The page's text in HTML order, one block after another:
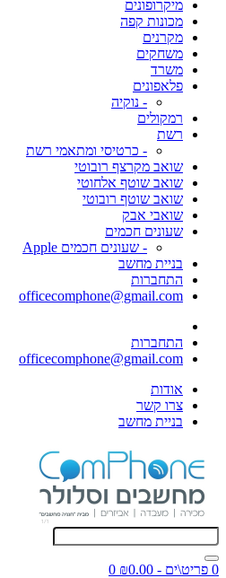
מיקרופונים
מכונות קפה
מקרנים
משחקים
משרד
פלאפונים
- נוקיה
רמקולים
רשת
- כרטיסי ומתאמי רשת
שואב מקרצף רובוטי
שואב שוטף אלחוטי
שואב שוטף רובוטי
שואבי אבק
שעונים חכמים
- שעונים חכמים Apple
בניית מחשב
התחברות
officecomphone@gmail.com
התחברות
officecomphone@gmail.com
אודות
צרו קשר
בניית מחשב
0 פריט\ים - ₪0.00
0